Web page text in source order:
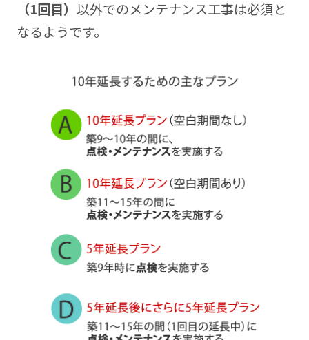
（1回目） 以外でのメンテナンス工事は必須と
なるようです。